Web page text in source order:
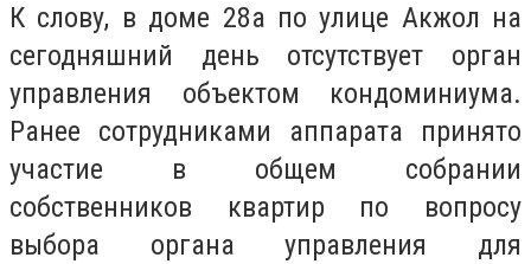
К слову, в доме 28а по улице Акжол на
сегодняшний день отсутствует орган
управления объектом кондоминиума.
Ранее сотрудниками аппарата принято
участие в общем собрании
собственников квартир по вопросу
выбора органа управления для